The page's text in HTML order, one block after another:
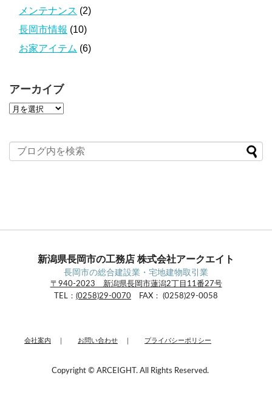
メンテナンス (2)
長岡市情報 (10)
お家アイテム (6)
アーカイブ
ア
イ
ブ
新潟県長岡市の工務店 株式会社アークエイト
長岡市の総合建設業・宅地建物取引業
〒940-2023 新潟県長岡市蓮潟2丁目11番27号
TEL： (0258)29-0070 FAX： (0258)29-0058
会社案内 お問い合わせ プライバシーポリシー
Copyright © ARCEIGHT. All Rights Reserved.